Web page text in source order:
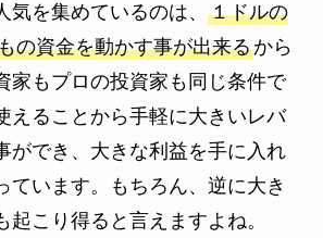
気を集めているのは、 １ドルの
の資金を動かす事が出来るから
家もプロの投資家も同じ条件で
えることから手軽に大きいレバ
ができ、大きな利益を手に入れ
ています。もちろん、逆に大き
起こり得ると言えますよね。